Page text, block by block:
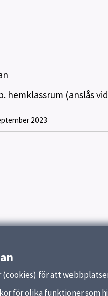
hemklassrum (anslås
2023
(cookies) för att
för olika funktioner som